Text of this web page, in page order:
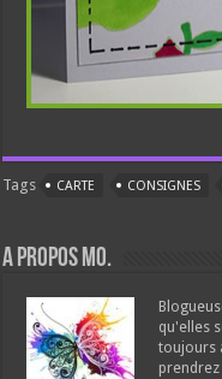
Tags CARTE CONSIGNES
A propos Mo.
qu'elles
toujours